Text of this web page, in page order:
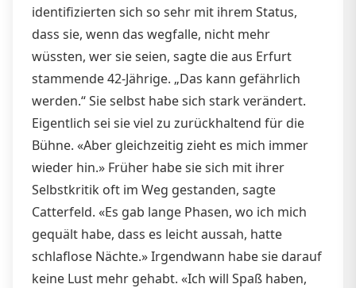
identifizierten sich so sehr mit ihrem Status,
dass sie, wenn das wegfalle, nicht mehr
wüssten, wer sie seien, sagte die aus Erfurt
stammende 42-Jährige. „Das kann gefährlich
werden.“ Sie selbst habe sich stark verändert.
Eigentlich sei sie viel zu zurückhaltend für die
Bühne. «Aber gleichzeitig zieht es mich immer
wieder hin.» Früher habe sie sich mit ihrer
Selbstkritik oft im Weg gestanden, sagte
Catterfeld. «Es gab lange Phasen, wo ich mich
gequält habe, dass es leicht aussah, hatte
schlaflose Nächte.» Irgendwann habe sie darauf
keine Lust mehr gehabt. «Ich will Spaß haben,